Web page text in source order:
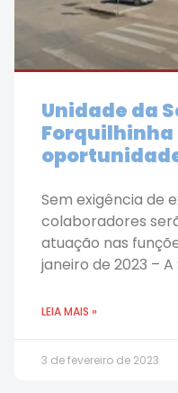
Unidade da
Forquilhinha
Sem exigência de
colaboradores
atuação nas
janeiro de 2023 – A
LEIA MAIS »
3 de fevereiro de 2023